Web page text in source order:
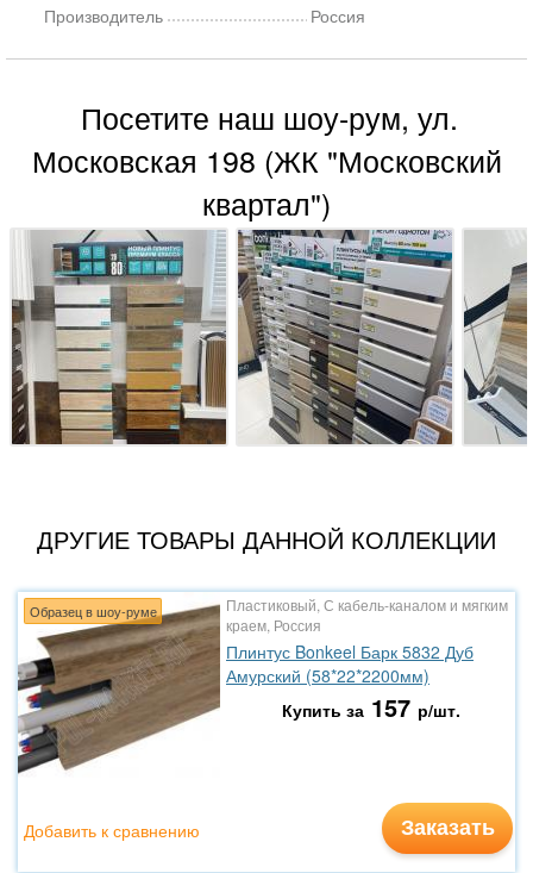
Производитель Россия
Посетите наш шоу-рум, ул.
Московская 198 (ЖК "Московский
квартал")
ДРУГИЕ ТОВАРЫ ДАННОЙ КОЛЛЕКЦИИ
Образец в шоу-руме
Пластиковый, С кабель-каналом и мягким
краем, Россия
Плинтус Bonkeel Барк 5832 Дуб
Амурский (58*22*2200мм)
Купить за 157 р/шт.
Заказать
Добавить к сравнению